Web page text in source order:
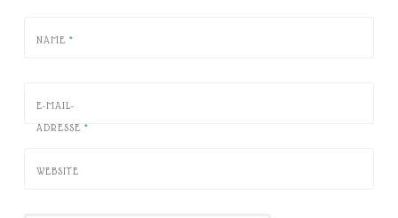
NAME *
E-MAIL-
ADRESSE *
WEBSITE